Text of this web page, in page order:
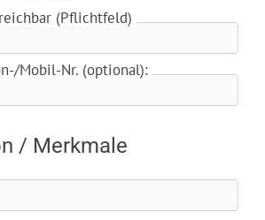
(Pflichtfeld)
Mobil-Nr. (optional):
/ Merkmale